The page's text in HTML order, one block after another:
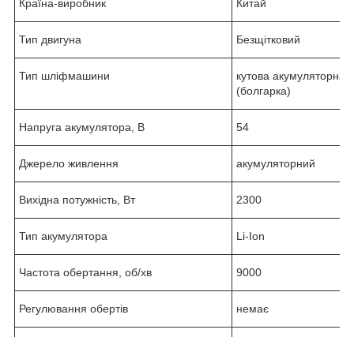
Країна-виробник Китай
Тип двигуна Безщітковий
Тип шліфмашини
кутова акумуляторна
(болгарка)
Напруга акумулятора, В 54
Джерело живлення акумуляторний
Вихідна потужність, Вт 2300
Тип акумулятора Li-Ion
Частота обертання, об/хв 9000
Регулювання обертів немає